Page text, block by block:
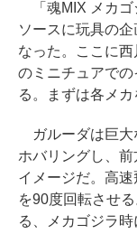
「魂MIX メカゴ
ソースに玩具の
なった。ここに
のミニチュアで
る。まずは各メカ
ガルーダは巨大
ホバリングし、
イメージだ。高
を90度回転させ
る、メカゴジラ